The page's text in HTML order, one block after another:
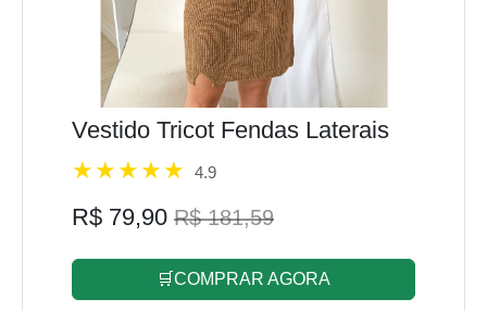
Vestido Tricot Fendas Laterais
4.9
R$ 79,90 R$ 181,59
🛒COMPRAR AGORA